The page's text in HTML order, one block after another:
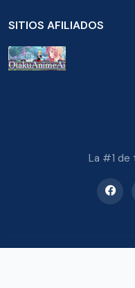
SITIOS AFILIADOS
La #1 de